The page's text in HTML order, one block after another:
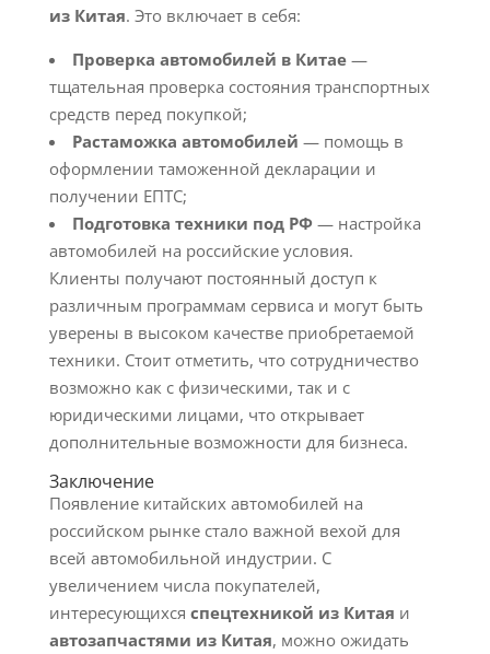
из Китая. Это включает в себя:
Проверка автомобилей в Китае—
тщательная проверка состояния транспортных
средств перед покупкой;
Растаможка автомобилей — помощь в
оформлении таможенной декларации и
получении ЕПТС;
Подготовка техники под РФ— настройка
автомобилей на российские условия.
Клиенты получают постоянный доступ к
различным программам сервиса и могут быть
уверены в высоком качестве приобретаемой
техники. Стоит отметить, что сотрудничество
возможно как с физическими, так и с
юридическими лицами, что открывает
дополнительные возможности для бизнеса.
Заключение
Появление китайских автомобилей на
российском рынке стало важной вехой для
всей автомобильной индустрии. С
увеличением числа покупателей,
интересующихся спецтехникой из Китая и
автозапчастями из Китая, можно ожидать